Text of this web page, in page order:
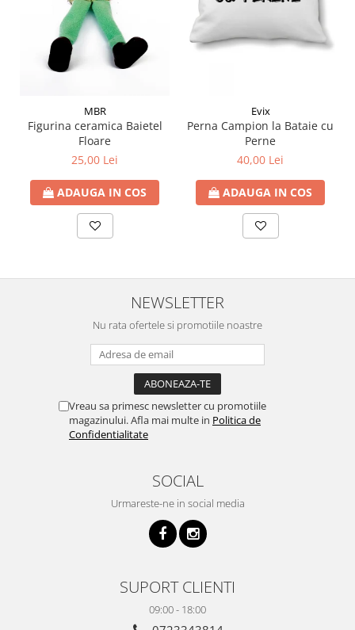
MBR
Figurina ceramica Baietel
Floare
25,00 Lei
ADAUGA IN COS
Evix
Perna Campion la Bataie cu
Perne
40,00 Lei
ADAUGA IN COS
NEWSLETTER
Nu rata ofertele si promotiile noastre
Vreau sa primesc newsletter cu promotiile
magazinului. Afla mai multe in Politica de
Confidentialitate
SOCIAL
Urmareste-ne in social media
SUPORT CLIENTI
09:00 - 18:00